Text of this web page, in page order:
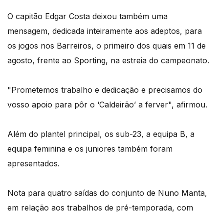
O capitão Edgar Costa deixou também uma
mensagem, dedicada inteiramente aos adeptos, para
os jogos nos Barreiros, o primeiro dos quais em 11 de
agosto, frente ao Sporting, na estreia do campeonato.
"Prometemos trabalho e dedicação e precisamos do
vosso apoio para pôr o ‘Caldeirão’ a ferver", afirmou.
Além do plantel principal, os sub-23, a equipa B, a
equipa feminina e os juniores também foram
apresentados.
Nota para quatro saídas do conjunto de Nuno Manta,
em relação aos trabalhos de pré-temporada, com